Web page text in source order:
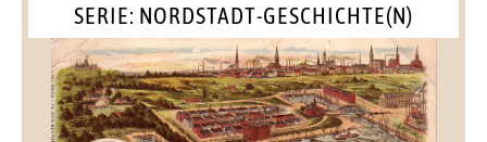
SERIE: NORDSTADT-GESCHICHTE(N)